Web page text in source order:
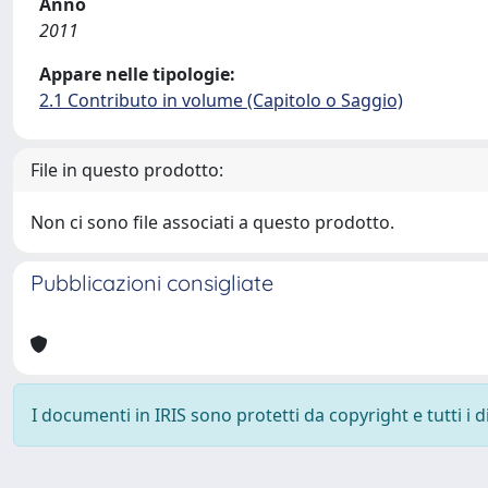
2011
Appare nelle tipologie:
2.1 Contributo in volume (Capitolo o Saggio)
File in questo prodotto:
Non ci sono file associati a questo prodotto.
Pubblicazioni consigliate
I documenti in IRIS sono protetti da copyright e tutti i